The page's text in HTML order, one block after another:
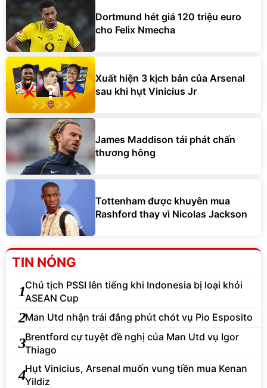
Dortmund hét giá 120 triệu euro
cho Felix Nmecha
Xuất hiện 3 kịch bản của Arsenal
sau khi hụt Vinicius Jr
James Maddison tái phát chấn
thương hông
Tottenham được khuyên mua
Rashford thay vì Nicolas Jackson
TIN NÓNG
1Chủ tịch PSSI lên tiếng khi Indonesia bị loại khỏi
ASEAN Cup
2Man Utd nhận trái đắng phút chót vụ Pio Esposito
3Brentford cự tuyệt đề nghị của Man Utd vụ Igor
Thiago
4Hụt Vinicius, Arsenal muốn vung tiền mua Kenan
Yildiz